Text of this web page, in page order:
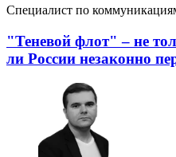
Специалист по
"Теневой флот" – не
ли России незаконно